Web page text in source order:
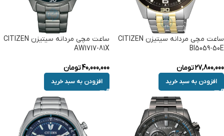
ساعت مچی مردانه سیتیزن CITIZEN
BI5059-50E
27,800,000تومان
افزودن به سبد خرید
ساعت مچی مردانه سیتیزن CITIZEN
AW1717-81X
40,000,000تومان
افزودن به سبد خرید